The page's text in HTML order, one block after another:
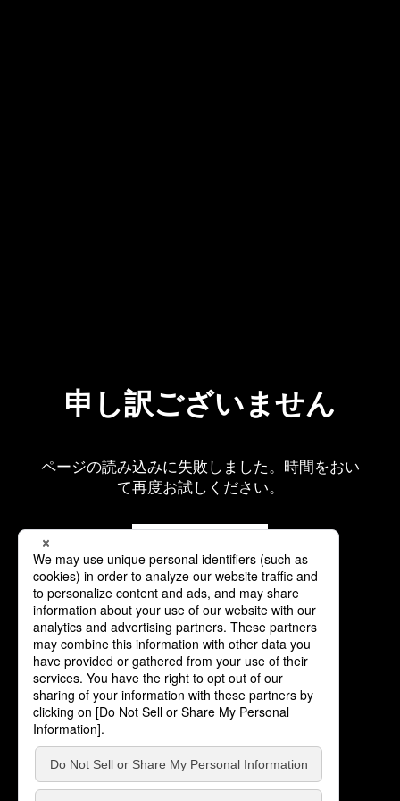
申し訳ございません
ページの読み込みに失敗しました。時間をおい
て再度お試しください。